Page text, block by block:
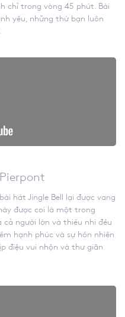
chỉ trong vòng 45 phút. Bài
yêu, những thứ bạn luôn
hát Jingle Bell lại được vang
được coi là một trong
người lớn và thiếu nhi đều
hạnh phúc và sự hồn nhiên
điệu vui nhộn và thư giãn